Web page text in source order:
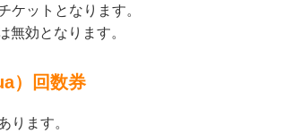
ケットとなります。
効となります。
）回数券
ります。